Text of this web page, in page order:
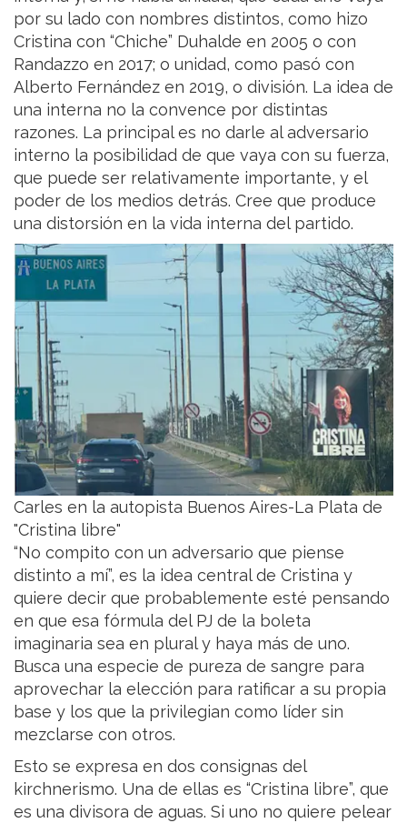
por su lado con nombres distintos, como hizo
Cristina con “Chiche” Duhalde en 2005 o con
Randazzo en 2017; o unidad, como pasó con
Alberto Fernández en 2019, o división. La idea de
una interna no la convence por distintas
razones. La principal es no darle al adversario
interno la posibilidad de que vaya con su fuerza,
que puede ser relativamente importante, y el
poder de los medios detrás. Cree que produce
una distorsión en la vida interna del partido.
Carles en la autopista Buenos Aires-La Plata de
"Cristina libre"
“No compito con un adversario que piense
distinto a mí”, es la idea central de Cristina y
quiere decir que probablemente esté pensando
en que esa fórmula del PJ de la boleta
imaginaria sea en plural y haya más de uno.
Busca una especie de pureza de sangre para
aprovechar la elección para ratificar a su propia
base y los que la privilegian como líder sin
mezclarse con otros.
Esto se expresa en dos consignas del
kirchnerismo. Una de ellas es “Cristina libre”, que
es una divisora de aguas. Si uno no quiere pelear